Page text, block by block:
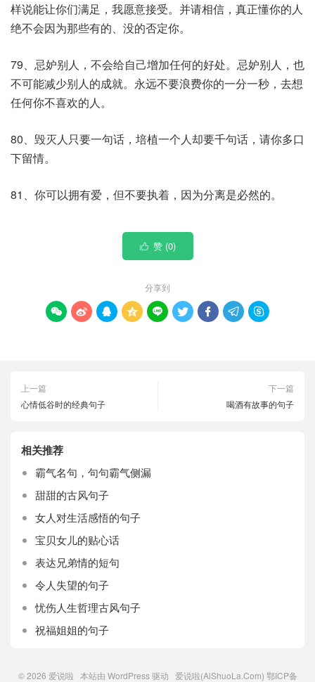
样说能让你们满足，我愿意接受。并请相信，真正懂你的人
绝不会因为那些有的、没的否定你。
79、忌妒别人，不会给自己增加任何的好处。忌妒别人，也
不可能减少别人的成就。永远不要浪费你的一分一秒，去想
任何你不喜欢的人。
80、毁灭人只要一句话，培植一个人却要千句话，请你多口
下留情。
81、你可以拥有爱，但不要执着，因为分离是必然的。
 赞 (0)
分享到
        
上一篇
心情低谷时的经典句子
下一篇
喝酒有故事的句子
相关推荐
霸气名句，句句霸气侧漏
甜甜的古风句子
女人对生活感悟的句子
宝贝女儿的贴心话
表达兄弟情的短句
令人失望的句子
忧伤人生哲理古风句子
祝福姐姐的句子
© 2026 爱说啦 本站由 WordPress驱动 爱说啦(AiShuoLa.Com) 鄂ICP备